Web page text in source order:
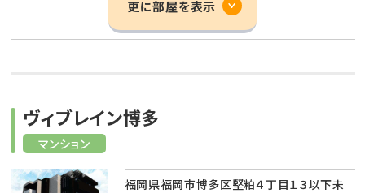
更に部屋を表示
マンション
ヴィブレイン博多
福岡県福岡市博多区堅粕４丁目１３以下未